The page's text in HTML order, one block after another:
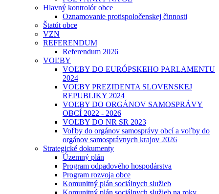
Hlavný kontrolór obce
Oznamovanie protispoločenskej činnosti
Štatút obce
VZN
REFERENDUM
Referendum 2026
VOĽBY
VOĽBY DO EURÓPSKEHO PARLAMENTU
2024
VOĽBY PREZIDENTA SLOVENSKEJ
REPUBLIKY 2024
VOĽBY DO ORGÁNOV SAMOSPRÁVY
OBCÍ 2022 - 2026
VOĽBY DO NR SR 2023
Voľby do orgánov samosprávy obcí a voľby do
orgánov samosprávnych krajov 2026
Strategické dokumenty
Územný plán
Program odpadového hospodárstva
Program rozvoja obce
Komunitný plán sociálnych služieb
Komunitný plán sociálnych služieb na roky